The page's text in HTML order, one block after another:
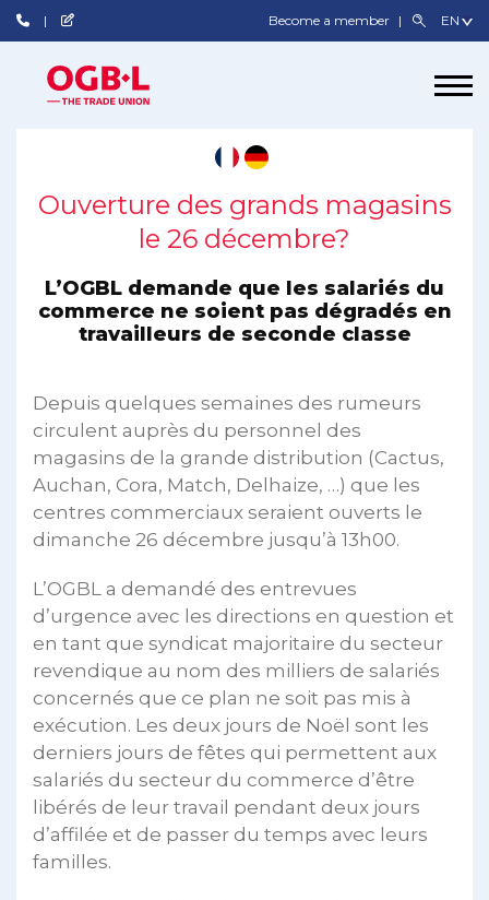
Become a member
Ouverture des grands magasins
le 26 décembre?
L’OGBL demande que les salariés du
commerce ne soient pas dégradés en
travailleurs de seconde classe
Depuis quelques semaines des rumeurs
circulent auprès du personnel des
magasins de la grande distribution (Cactus,
Auchan, Cora, Match, Delhaize, …) que les
centres commerciaux seraient ouverts le
dimanche 26 décembre jusqu’à 13h00.
L’OGBL a demandé des entrevues
d’urgence avec les directions en question et
en tant que syndicat majoritaire du secteur
revendique au nom des milliers de salariés
concernés que ce plan ne soit pas mis à
exécution. Les deux jours de Noël sont les
derniers jours de fêtes qui permettent aux
salariés du secteur du commerce d’être
libérés de leur travail pendant deux jours
d’affilée et de passer du temps avec leurs
familles.